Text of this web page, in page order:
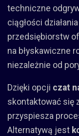
techniczne
ciągłości
przedsiębiorstw
na błyskawiczne
niezależnie od
Dzięki opcji czat
skontaktować się
przyspiesza
Alternatywą jest